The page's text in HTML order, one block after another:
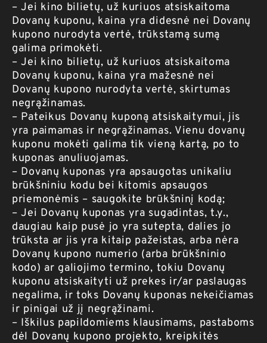
– Jei kino bilietų, už kuriuos atsiskaitoma
Dovanų kuponu, kaina yra didesnė nei Dovanų
kupono nurodyta vertė, trūkstamą sumą
galima primokėti.
– Jei kino bilietų, už kuriuos atsiskaitoma
Dovanų kuponu, kaina yra mažesnė nei
Dovanų kupono nurodyta vertė, skirtumas
negrąžinamas.
– Pateikus Dovanų kuponą atsiskaitymui, jis
yra paimamas ir negrąžinamas. Vienu dovanų
kuponu mokėti galima tik vieną kartą, po to
kuponas anuliuojamas.
– Dovanų kuponas yra apsaugotas unikaliu
brūkšniniu kodu bei kitomis apsaugos
priemonėmis – saugokite brūkšninį kodą;
– Jei Dovanų kuponas yra sugadintas, t.y.,
daugiau kaip pusė jo yra sutepta, dalies jo
trūksta ar jis yra kitaip pažeistas, arba nėra
Dovanų kupono numerio (arba brūkšninio
kodo) ar galiojimo termino, tokiu Dovanų
kuponu atsiskaityti už prekes ir/ar paslaugas
negalima, ir toks Dovanų kuponas nekeičiamas
ir pinigai už jį negrąžinami.
– Iškilus papildomiems klausimams, pastaboms
dėl Dovanų kupono projekto, kreipkitės